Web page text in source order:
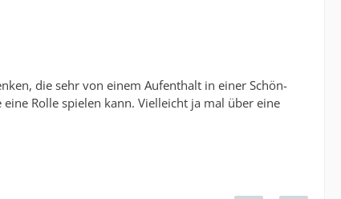
die sehr von einem Aufenthalt in einer Schön-
Rolle spielen kann. Vielleicht ja mal über eine